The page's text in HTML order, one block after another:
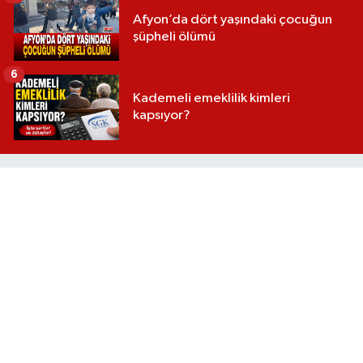
Afyon’da dört yaşındaki çocuğun
şüpheli ölümü
Kademeli emeklilik kimleri
kapsıyor?
6